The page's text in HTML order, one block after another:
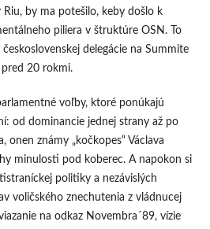
by ma potešilo, keby došlo k
piliera v štruktúre OSN. To
delegácie na Summite
pred 20 rokmi.
voľby, ktoré ponúkajú
od dominancie jednej strany až po
onen známy „kočkopes“ Václava
minulosti pod koberec. A napokon si
politiky a nezávislých
voličského znechutenia z vládnucej
na odkaz Novembra´89, vízie